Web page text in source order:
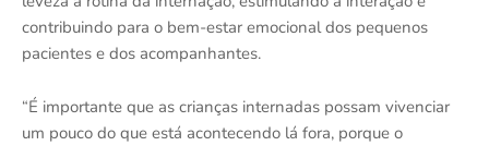
contribuindo para o bem-estar emocional dos pequenos
pacientes e dos acompanhantes.
“É importante que as crianças internadas possam vivenciar
um pouco do que está acontecendo lá fora, porque o